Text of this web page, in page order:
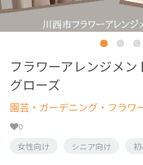
フラワーアレンジメ
グローズ
園芸・ガーデニング・フラワ
0
女性向け
シニア向け